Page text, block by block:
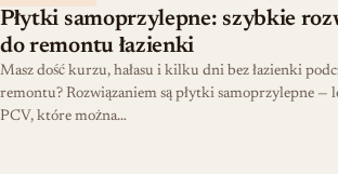
Płytki samoprzylepne: szybkie
do remontu łazienki
Masz dość kurzu, hałasu i kilku dni bez łazienki
remontu? Rozwiązaniem są płytki samoprzylepne —
PCV, które można…